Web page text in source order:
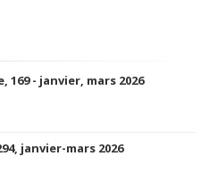
169 - janvier, mars 2026
janvier-mars 2026